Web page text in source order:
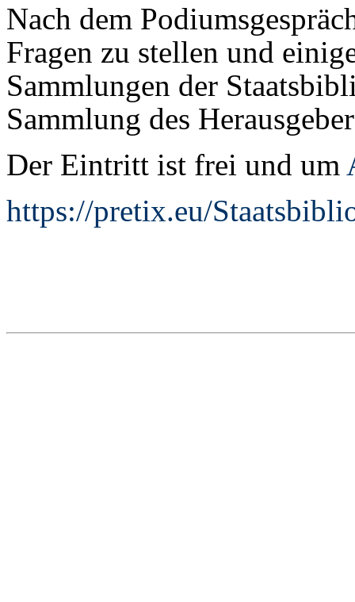
Nach dem
Fragen zu stellen und
Sammlungen der
Sammlung des
Der Eintritt ist frei und um
https://pretix.eu/